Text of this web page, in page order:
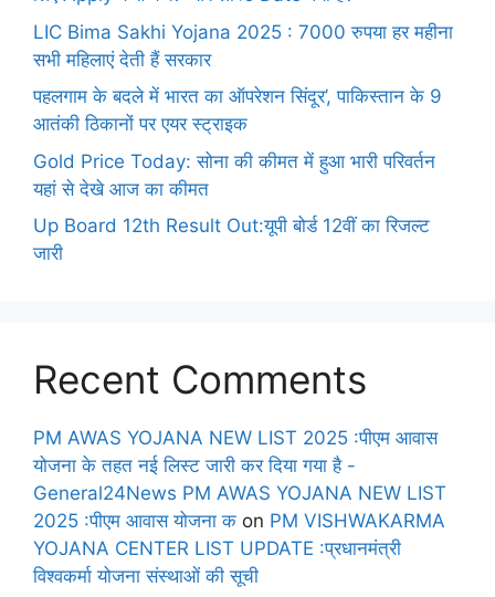
LIC Bima Sakhi Yojana 2025 : 7000 रुपया हर महीना
सभी महिलाएं देती हैं सरकार
पहलगाम के बदले में भारत का ऑपरेशन सिंदूर’, पाकिस्तान के 9
आतंकी ठिकानों पर एयर स्ट्राइक
Gold Price Today: सोना की कीमत में हुआ भारी परिवर्तन
यहां से देखे आज का कीमत
Up Board 12th Result Out:यूपी बोर्ड 12वीं का रिजल्ट
जारी
Recent Comments
PM AWAS YOJANA NEW LIST 2025 :पीएम आवास
योजना के तहत नई लिस्ट जारी कर दिया गया है -
General24News PM AWAS YOJANA NEW LIST
2025 :पीएम आवास योजना क on PM VISHWAKARMA
YOJANA CENTER LIST UPDATE :प्रधानमंत्री
विश्वकर्मा योजना संस्थाओं की सूची